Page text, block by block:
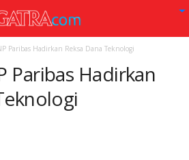
Paribas Hadirkan Reksa Dana Teknologi
Paribas Hadirkan